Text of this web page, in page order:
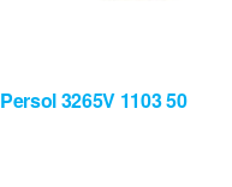
Persol 3265V 1103 50